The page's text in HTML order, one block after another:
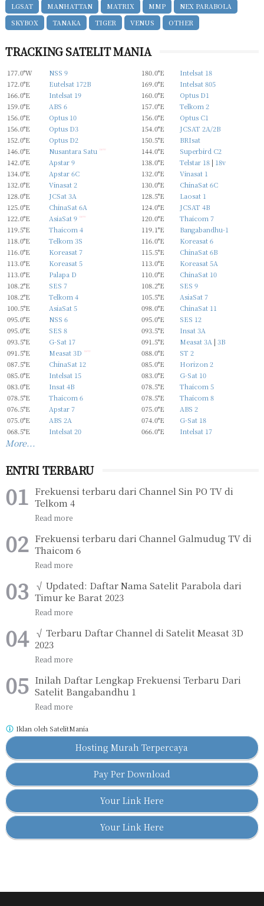
LGSAT
MANHATTAN MATRIX MMP
NEX PARABOLA
SKYBOX
TANAKA TIGER VENUS OTHER
TRACKING SATELIT MANIA
177.0°W NSS 9 180.0°E
Intelsat 18
172.0°E
Eutelsat 172B 169.0°E
Intelsat 805
166.0°E
Intelsat 19 160.0°E
Optus D1
159.0°E
ABS 6 157.0°E
Telkom 2
156.0°E
Optus 10 156.0°E
Optus C1
156.0°E
Optus D3 154.0°E
JCSAT 2A/2B
152.0°E
Optus D2 150.5°E
BRIsat
146.0°E
Nusantara Satu new 144.0°E
Superbird C2
142.0°E
Apstar 9 138.0°E Telstar 18| 18v
134.0°E
Apstar 6C 132.0°E
Vinasat 1
132.0°E
Vinasat 2 130.0°E
ChinaSat 6C
128.0°E
JCSat 3A 128.5°E
Laosat 1
125.0°E
ChinaSat 6A 124.0°E
JCSAT 4B
122.0°E
AsiaSat 9 new 120.0°E
Thaicom 7
119.5°E
Thaicom 4 119.1°E
Bangabandhu-1
118.0°E
Telkom 3S 116.0°E
Koreasat 6
116.0°E
Koreasat 7 115.5°E
ChinaSat 6B
113.0°E
Koreasat 5 113.0°E
Koreasat 5A
113.0°E
Palapa D 110.0°E
ChinaSat 10
108.2°E
SES 7 108.2°E
SES 9
108.2°E
Telkom 4 105.5°E
AsiaSat 7
100.5°E
AsiaSat 5 098.0°E
ChinaSat 11
095.0°E
NSS 6 095.0°E
SES 12
095.0°E
SES 8 093.5°E
Insat 3A
093.5°E
G-Sat 17 091.5°E Measat 3A | 3B
091.5°E
Measat 3D new 088.0°E
ST 2
087.5°E
ChinaSat 12 085.0°E
Horizon 2
085.0°E
Intelsat 15 083.0°E
G-Sat 10
083.0°E
Insat 4B 078.5°E
Thaicom 5
078.5°E
Thaicom 6 078.5°E
Thaicom 8
076.5°E
Apstar 7 075.0°E
ABS 2
075.0°E
ABS 2A 074.0°E
G-Sat 18
068.5°E
Intelsat 20 066.0°E Intelsat 17
More...
ENTRI TERBARU
Frekuensi terbaru dari Channel Sin PO TV di
Telkom 4
Frekuensi terbaru dari Channel Galmudug TV di
Thaicom 6
√ Updated: Daftar Nama Satelit Parabola dari
Timur ke Barat 2023
√ Terbaru Daftar Channel di Satelit Measat 3D
2023
Inilah Daftar Lengkap Frekuensi Terbaru Dari
Satelit Bangabandhu 1
Hosting Murah Terpercaya
Pay Per Download
Your Link Here
Your Link Here
Iklan oleh SatelitMania